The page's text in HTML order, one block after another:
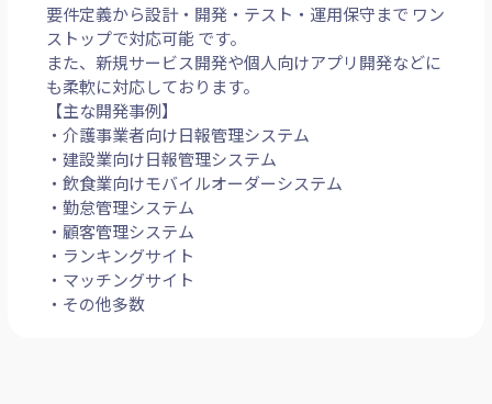
要件定義から設計・開発・テスト・運用保守まで ワン
ストップで対応可能 です。
また、新規サービス開発や個人向けアプリ開発などに
も柔軟に対応しております。
【主な開発事例】
・介護事業者向け日報管理システム
・建設業向け日報管理システム
・飲食業向けモバイルオーダーシステム
・勤怠管理システム
・顧客管理システム
・ランキングサイト
・マッチングサイト
・その他多数